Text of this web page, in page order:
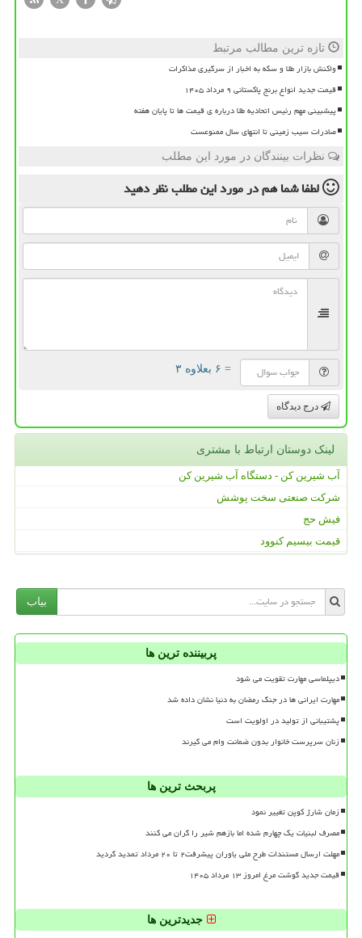
تازه ترین مطالب مرتبط
واکنش بازار طلا و سکه به اخبار از سرگیری مذاکرات
قیمت جدید انواع برنج پاکستانی ۹ مرداد ۱۴۰۵
پیشبینی مهم رئیس اتحادیه طلا درباره ی قیمت ها تا پایان هفته
صادرات سیب زمینی تا انتهای سال ممنوعست
نظرات بینندگان در مورد این مطلب
لطفا شما همدر مورد این مطلبنظر دهید
= ۶ بعلاوه ۳
درج دیدگاه
لینک دوستان ارتباط با مشتری
آب شیرین کن - دستگاه آب شیرین کن
شرکت صنعتی سخت پوشش
فیش حج
قیمت بیسیم کنوود
بیاب
پربیننده ترین ها
دیپلماسی مهارت تقویت می شود
مهارت ایرانی ها در جنگ رمضان به دنیا نشان داده شد
پشتیبانی از تولید در اولویت است
زنان سرپرست خانوار بدون ضمانت وام می گیرند
پربحث ترین ها
زمان شارژ کوپن تغییر نمود
مصرف لبنیات یک چهارم شده اما بازهم شیر را گران می کنند
مهلت ارسال مستندات طرح ملی یاوران پیشرفت۲ تا ۲۰ مرداد تمدید گردید
قیمت جدید گوشت مرغ امروز ۱۳ مرداد ۱۴۰۵
جدیدترین ها